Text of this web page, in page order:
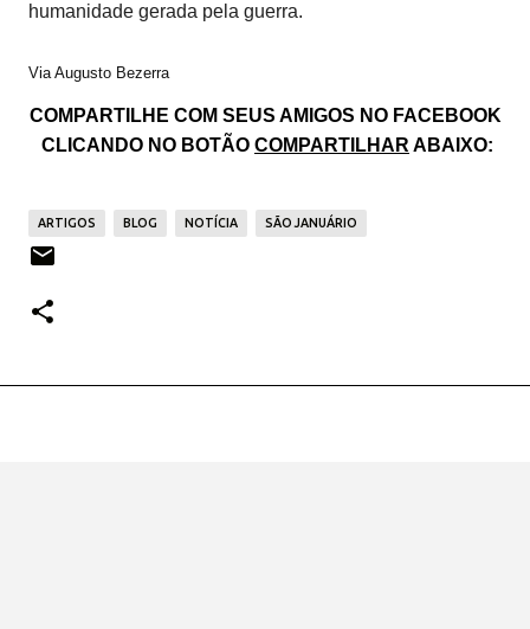
humanidade gerada pela guerra.
Via Augusto Bezerra
COMPARTILHE COM SEUS AMIGOS NO FACEBOOK
CLICANDO NO BOTÃO COMPARTILHAR ABAIXO:
ARTIGOS BLOG NOTÍCIA SÃO JANUÁRIO